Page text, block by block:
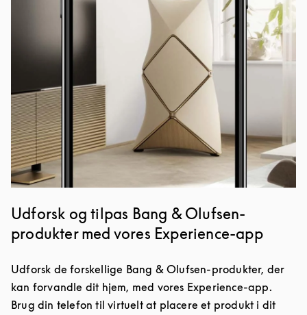
Udforsk og tilpas Bang & Olufsen-
produkter med vores Experience-app
Udforsk de forskellige Bang & Olufsen-produkter, der
kan forvandle dit hjem, med vores Experience-app.
Brug din telefon til virtuelt at placere et produkt i dit